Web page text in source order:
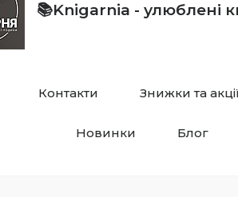
📚Knigarnia - улюблені
Контакти Знижки та акції
Новинки Блог